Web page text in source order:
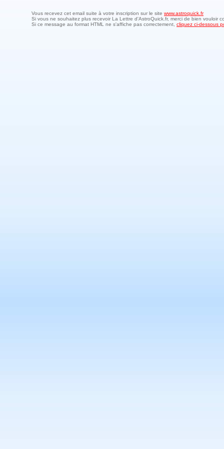
Vous recevez cet email suite à votre inscription sur le site www.astroquick.fr
Si vous ne souhaitez plus recevoir La Lettre d'AstroQuick.fr, merci de bien vouloir
Si ce message au format HTML ne s'affiche pas correctement, cliquez ci-dessous